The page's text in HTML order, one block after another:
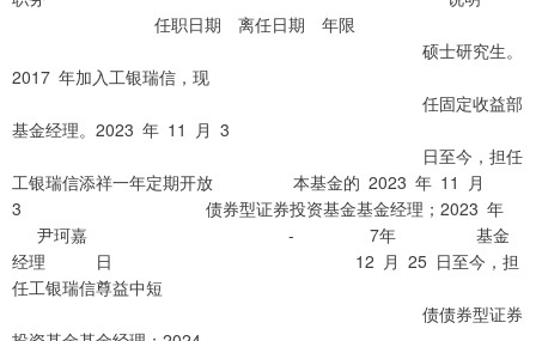
任职日期 离任日期 年限
硕士研究生。
2017 年加入工银瑞信，现
任固定收益部
基金经理。2023 年 11 月 3
日至今，担任
工银瑞信添祥一年定期开放 本基金的 2023 年 11 月
3 债券型证券投资基金基金经理；2023 年
尹珂嘉 - 7年 基金
经理 日 12 月 25 日至今，担
任工银瑞信尊益中短
债债券型证券